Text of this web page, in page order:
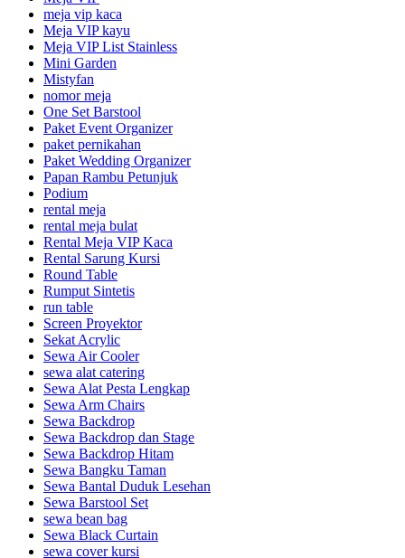
meja vip kaca
Meja VIP kayu
Meja VIP List Stainless
Mini Garden
Mistyfan
nomor meja
One Set Barstool
Paket Event Organizer
paket pernikahan
Paket Wedding Organizer
Papan Rambu Petunjuk
Podium
rental meja
rental meja bulat
Rental Meja VIP Kaca
Rental Sarung Kursi
Round Table
Rumput Sintetis
run table
Screen Proyektor
Sekat Acrylic
Sewa Air Cooler
sewa alat catering
Sewa Alat Pesta Lengkap
Sewa Arm Chairs
Sewa Backdrop
Sewa Backdrop dan Stage
Sewa Backdrop Hitam
Sewa Bangku Taman
Sewa Bantal Duduk Lesehan
Sewa Barstool Set
sewa bean bag
Sewa Black Curtain
sewa cover kursi